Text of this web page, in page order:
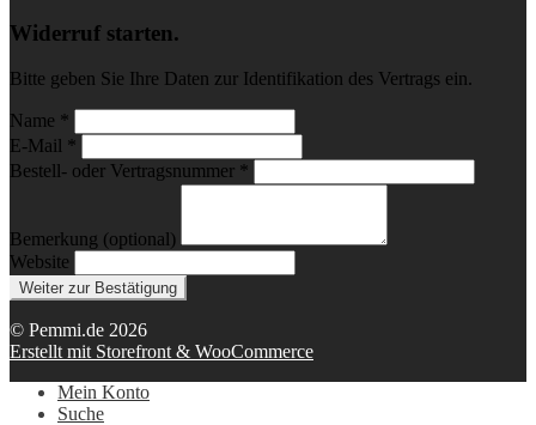
Widerruf starten.
Bitte geben Sie Ihre Daten zur Identifikation des Vertrags ein.
Name *
E-Mail *
Bestell- oder Vertragsnummer *
Bemerkung (optional)
Website
Weiter zur Bestätigung
© Pemmi.de 2026
Erstellt mit Storefront & WooCommerce
Mein Konto
Suche